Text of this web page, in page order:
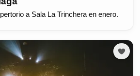
a Sala La Trinchera en enero.